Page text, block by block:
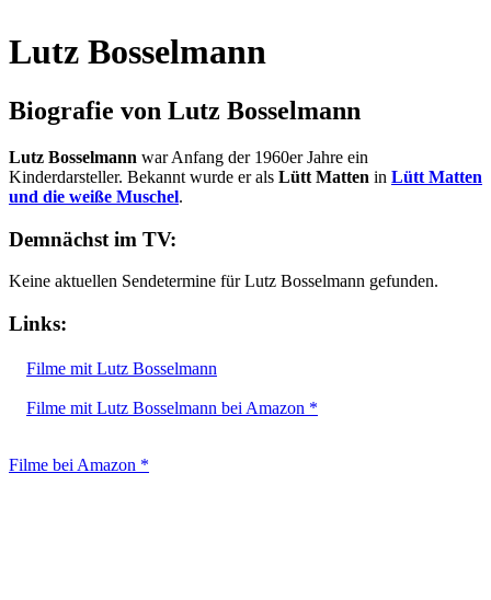
Lutz Bosselmann
Biografie von Lutz Bosselmann
Lutz Bosselmann war Anfang der 1960er Jahre ein
Kinderdarsteller. Bekannt wurde er als Lütt Matten in Lütt Matten
und die weiße Muschel.
Demnächst im TV:
Keine aktuellen Sendetermine für Lutz Bosselmann gefunden.
Links:
Filme mit Lutz Bosselmann
Filme mit Lutz Bosselmann bei Amazon *
Filme bei Amazon *